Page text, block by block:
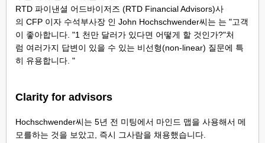
RTD 파이낸셜 어드바이저즈 (RTD Financial Advisors)사
의 CFP 이자 수석부사장 인 John Hochschwender씨는 는 "고객
이 좋아합니다. "1 천만 달러가 있다면 어떻게 할 것인가?"처
럼 여러가지 답변이 있을 수 있는 비선형(non-linear) 질문에 특
히 유용합니다. "
Clarity for advisors
Hochschwender씨는 5년 전 미팅에서 마인드 맵을 사용해서 메
모를하는 것을 보았고, 즉시 그사람을 채용했습니다.